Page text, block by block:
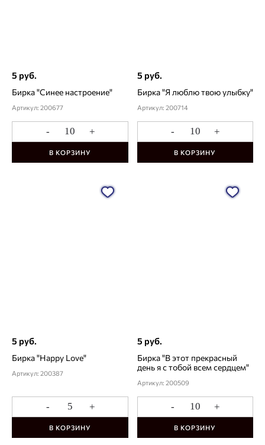
5 руб.
Бирка "Синее настроение"
Артикул: 200677
- +
В КОРЗИНУ
5 руб.
Бирка "Я люблю твою улыбку"
Артикул: 200714
- +
В КОРЗИНУ
5 руб.
Бирка "Happy Love"
Артикул: 200387
- +
В КОРЗИНУ
5 руб.
Бирка "В этот прекрасный
день я с тобой всем сердцем"
Артикул: 200509
- +
В КОРЗИНУ